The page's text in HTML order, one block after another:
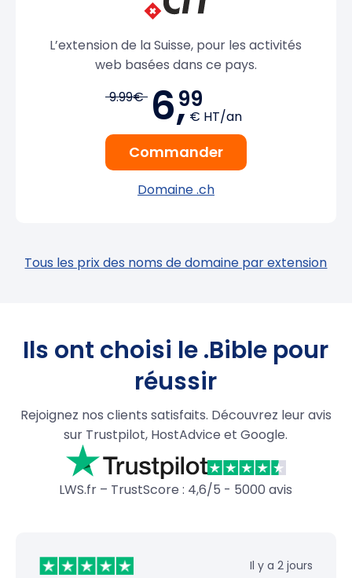
L’extension de la Suisse, pour les activités
web basées dans ce pays.
9.99€ 6,99
€ HT/an
Commander
Domaine .ch
Tous les prix des noms de domaine par extension
Ils ont choisi le .Bible pour
réussir
Rejoignez nos clients satisfaits. Découvrez leur avis
sur Trustpilot, HostAdvice et Google.
LWS.fr – TrustScore : 4,6/5 - 5000 avis
Il y a 2 jours